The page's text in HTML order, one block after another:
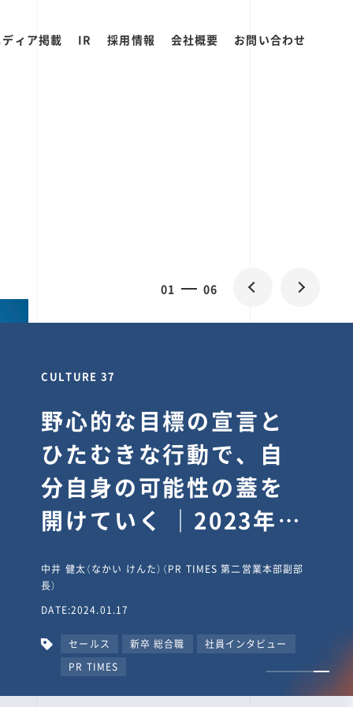
ィア掲載 IR 採用情報 会社概要 お問い合わせ
0 06